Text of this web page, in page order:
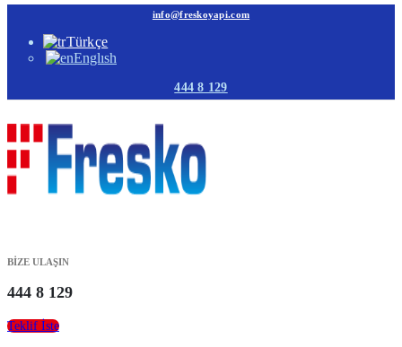
info@freskoyapi.com
Türkçe
Englısh
444 8 129
BİZE ULAŞIN
444 8 129
Teklif İste